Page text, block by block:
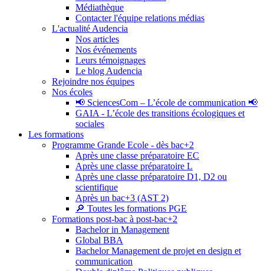
Médiathèque
Contacter l'équipe relations médias
L'actualité Audencia
Nos articles
Nos événements
Leurs témoignages
Le blog Audencia
Rejoindre nos équipes
Nos écoles
📢 SciencesCom – L’école de communication 📢
GAIA - L’école des transitions écologiques et
sociales
Les formations
Programme Grande Ecole - dès bac+2
Après une classe préparatoire EC
Après une classe préparatoire L
Après une classe préparatoire D1, D2 ou
scientifique
Après un bac+3 (AST 2)
🔎 Toutes les formations PGE
Formations post-bac à post-bac+2
Bachelor in Management
Global BBA
Bachelor Management de projet en design et
communication